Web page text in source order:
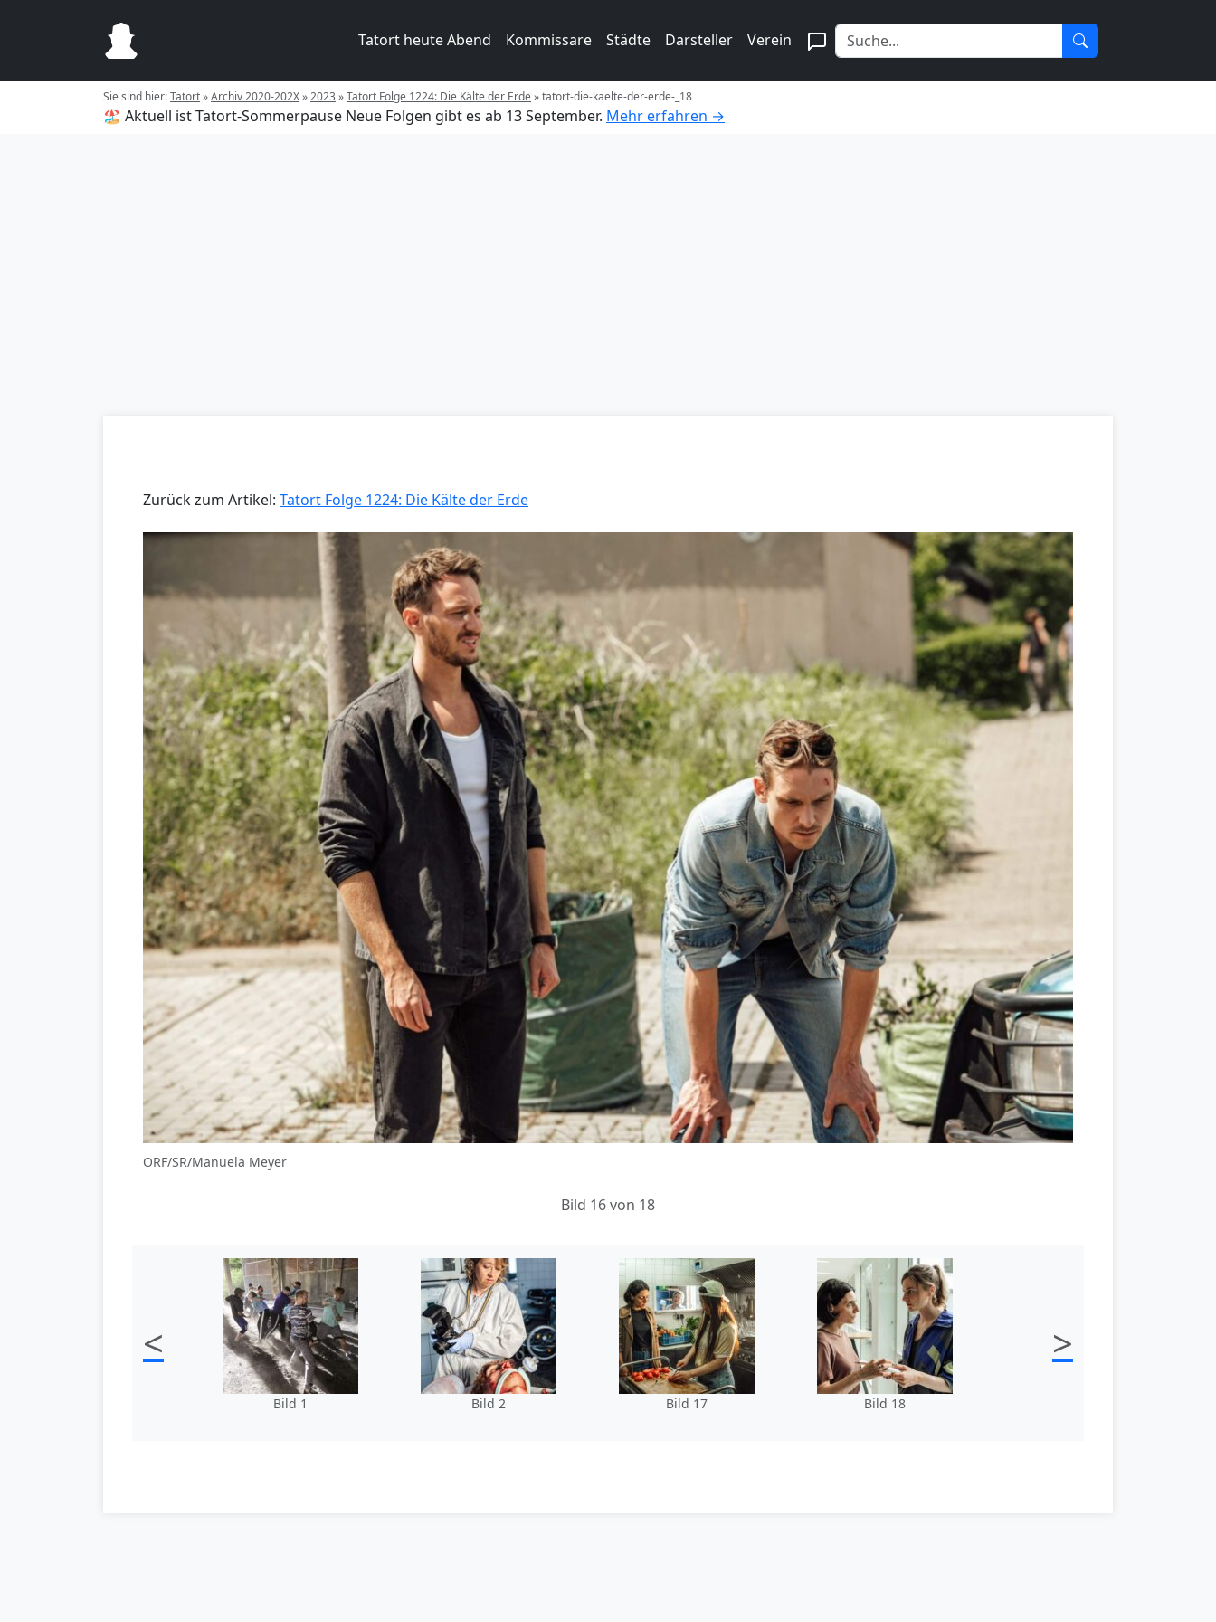
Tatort heute Abend Kommissare Städte Darsteller Verein
Sie sind hier:Tatort»Archiv 2020-202X»2023»Tatort Folge 1224: Die Kälte der Erde»tatort-die-kaelte-der-erde-_18
🏖️ Aktuell ist Tatort-Sommerpause Neue Folgen gibt es ab 13 September. Mehr erfahren →
Zurück zum Artikel: Tatort Folge 1224: Die Kälte der Erde
ORF/SR/Manuela Meyer
Bild 16 von 18
<
Bild 1 Bild 2 Bild 17 Bild 18
>